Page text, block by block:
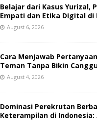
Belajar dari Kasus Yurizal,
Empati dan Etika Digital di
August 6, 2026
Cara Menjawab
Teman Tanpa Bikin
August 4, 2026
Dominasi Perekrutan
Keterampilan di Indonesia: